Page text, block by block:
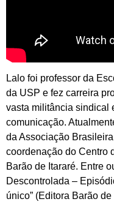
Lalo foi professor da
da USP e fez carreira
vasta militância sindical
comunicação.
da Associação
coordenação do Centro
Barão de Itararé. Entre
Descontrolada –
único” (Editora Barão